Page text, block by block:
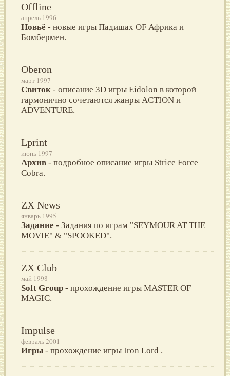
Offline
апрель 1996
Новьё - новые игры Падишах OF Африка и
Бомбермен.
Oberon
март 1997
Свиток - описание 3D игры Eidolon в которой
гармонично сочетаются жанры ACTION и
ADVENTURE.
Lprint
июнь 1997
Архив - подробное описание игры Strice Force
Cobra.
ZX News
январь 1995
Задание - Задания по играм "SEYMOUR AT THE
MOVIE" & "SPOOKED".
ZX Club
май 1998
Soft Group - прохождение игры MASTЕR ОF
MAGIС.
Impulse
февраль 2001
Игры - прохождение игры Iron Lord .